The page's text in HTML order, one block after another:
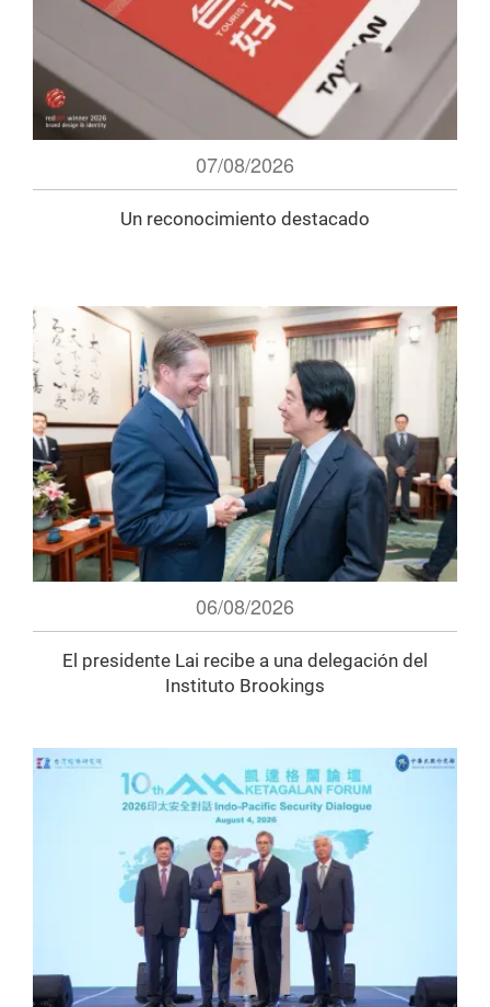
07/08/2026
Un reconocimiento destacado
06/08/2026
El presidente Lai recibe a una delegación del
Instituto Brookings